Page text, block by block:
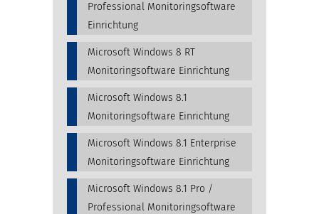
Professional Monitoringsoftware
Einrichtung
Microsoft Windows 8 RT
Monitoringsoftware Einrichtung
Microsoft Windows 8.1
Monitoringsoftware Einrichtung
Microsoft Windows 8.1 Enterprise
Monitoringsoftware Einrichtung
Microsoft Windows 8.1 Pro /
Professional Monitoringsoftware